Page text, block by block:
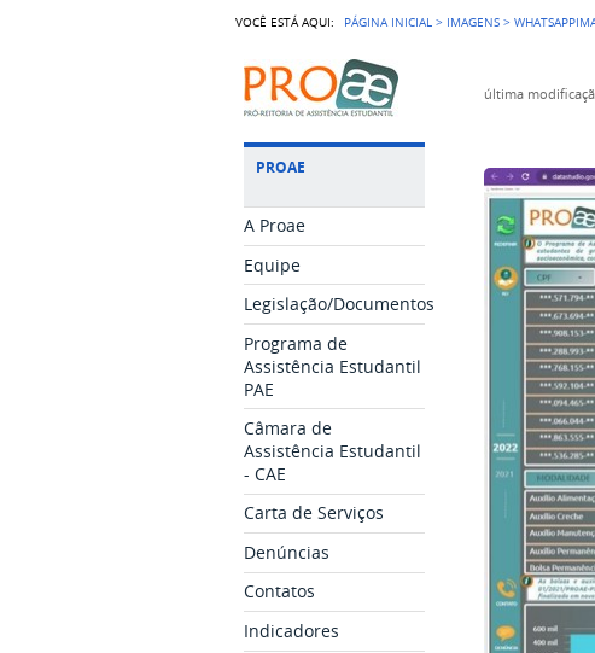
VOCÊ ESTÁ AQUI: PÁGINA INICIAL > IMAGENS >
PROAE
A Proae
Equipe
Legislação/Documentos
Programa de
Assistência Estudantil
PAE
Câmara de
Assistência Estudantil
- CAE
Carta de Serviços
Denúncias
Contatos
Indicadores
última